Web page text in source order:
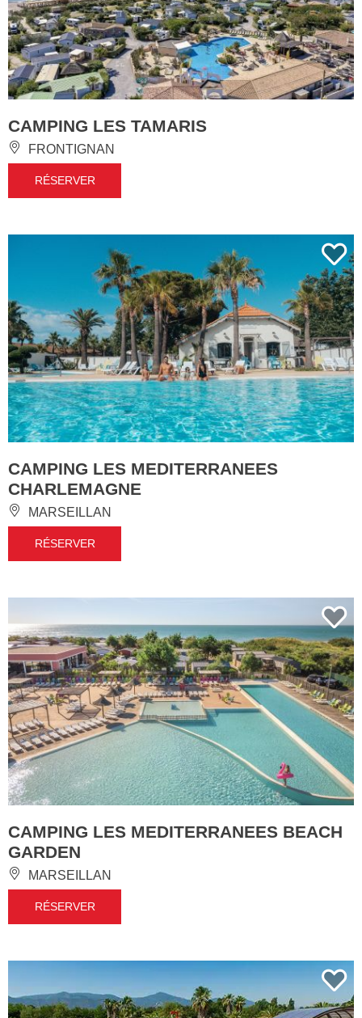
CAMPING LES TAMARIS
FRONTIGNAN
RÉSERVER
CAMPING LES MEDITERRANEES
CHARLEMAGNE
MARSEILLAN
RÉSERVER
CAMPING LES MEDITERRANEES BEACH
GARDEN
MARSEILLAN
RÉSERVER